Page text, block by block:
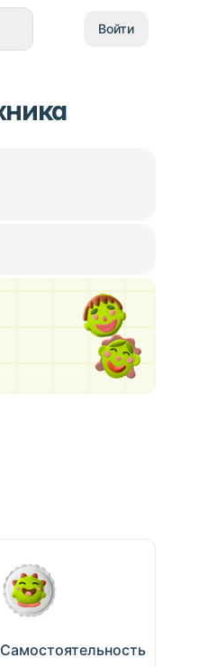
Войти
Самостоятельность